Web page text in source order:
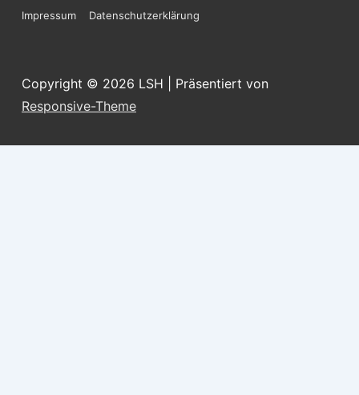
Footer-
Impressum Datenschutzerklärung
Copyright © 2026 LSH
| Präsentiert von
Responsive-Theme